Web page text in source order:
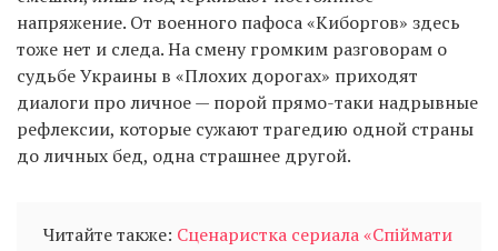
напряжение. От военного пафоса «Киборгов» здесь
тоже нет и следа. На смену громким разговорам о
судьбе Украины в «Плохих дорогах» приходят
диалоги про личное — порой прямо-таки надрывные
рефлексии, которые сужают трагедию одной страны
до личных бед, одна страшнее другой.
Читайте также: Сценаристка сериала «Спіймати